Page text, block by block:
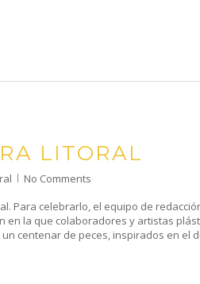
LITORAL
No Comments
Para celebrarlo, el equipo de
la que colaboradores y artistas
centenar de peces, inspirados en el